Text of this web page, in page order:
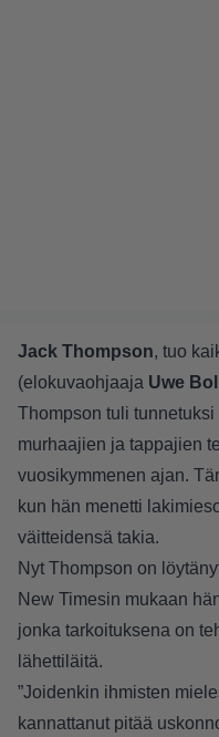
Jack Thompson, tuo
(elokuvaohjaaja Uwe
Thompson tuli
murhaajien ja tappajien
vuosikymmenen ajan.
kun hän menetti
väitteidensä takia.
Nyt Thompson on
New Timesin mukaan
jonka tarkoituksena on
lähettiläitä.
”Joidenkin ihmisten
kannattanut pitää